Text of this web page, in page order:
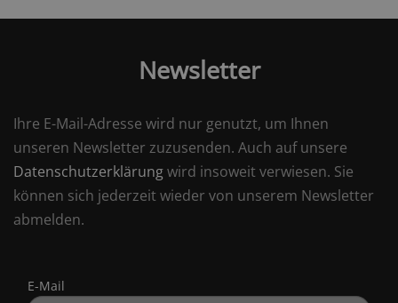
Newsletter
Ihre E-Mail-Adresse wird nur genutzt, um Ihnen
unseren Newsletter zuzusenden. Auch auf unsere
Datenschutzerklärungwird insoweit verwiesen. Sie
können sich jederzeit wieder von unserem Newsletter
abmelden.
E-Mail